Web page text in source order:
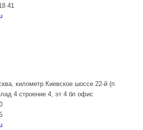
41
километр Киевское шоссе 22-й (п
4 строение 4, эт 4 бл офис